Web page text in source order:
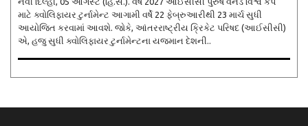
માટે ક્વોલિફાયર ટુર્નામેન્ટ આગામી વર્ષે 22 ફેબ્રુઆરીથી 23 માર્ચ સુધી
આયોજિત કરવામાં આવશે. જોકે, આંતરરાષ્ટ્રીય ક્રિકેટ પરિષદ (આઈસીસી)
એ, હજુ સુધી ક્વોલિફાયર ટુર્નામેન્ટના યજમાન દેશની..